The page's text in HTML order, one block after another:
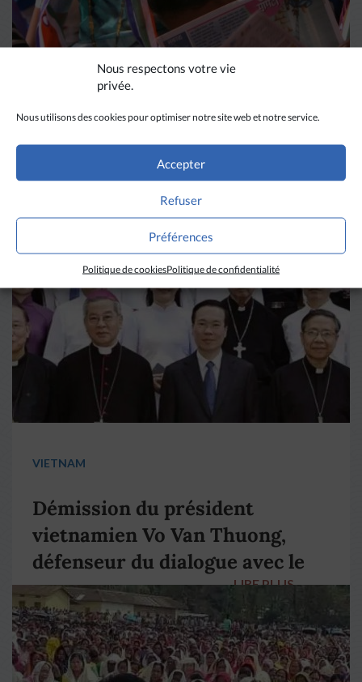
Nous respectons votre vie
privée.
Nous utilisons des cookies pour optimiser notre site web et notre service.
Accepter
Refuser
Préférences
Politique de cookiesPolitique de confidentialité
La revue de presse de la
semaine du 18 mars
LIRE PLUS →
VIETNAM
Démission du président
vietnamien Vo Van Thuong,
défenseur du dialogue avec le
pape François
LIRE PLUS →